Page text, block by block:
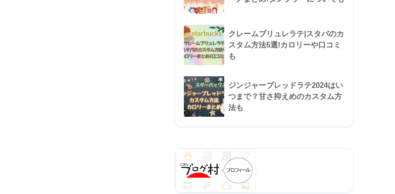
クレームブリュレラテ|スタバのカ
スタム方法5選!カロリーや口コミ
も
ジンジャーブレッドラテ2024はい
つまで？甘さ抑えめのカスタム方
法も